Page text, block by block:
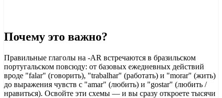
Почему это важно?
Правильные глаголы на -AR встречаются в бразильском
португальском повсюду: от базовых ежедневных действий
вроде "falar" (говорить), "trabalhar" (работать) и "morar" (жить)
до выражения чувств с "amar" (любить) и "gostar" (любить /
нравиться). Освойте эти схемы — и вы сразу откроете тысячи